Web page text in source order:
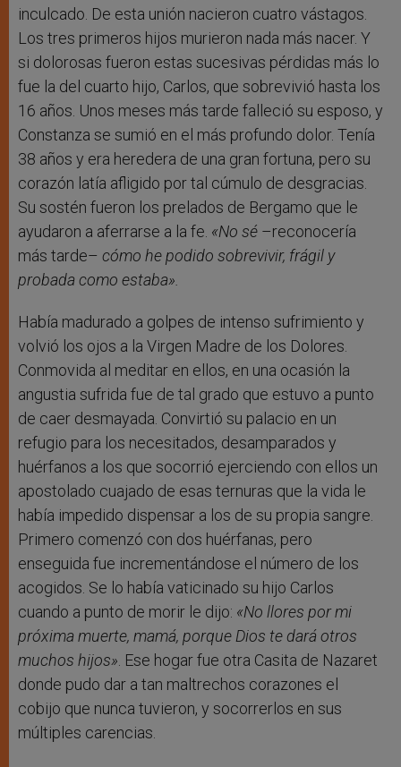
inculcado. De esta unión nacieron cuatro vástagos.
Los tres primeros hijos murieron nada más nacer. Y
si dolorosas fueron estas sucesivas pérdidas más lo
fue la del cuarto hijo, Carlos, que sobrevivió hasta los
16 años. Unos meses más tarde falleció su esposo, y
Constanza se sumió en el más profundo dolor. Tenía
38 años y era heredera de una gran fortuna, pero su
corazón latía afligido por tal cúmulo de desgracias.
Su sostén fueron los prelados de Bergamo que le
ayudaron a aferrarse a la fe. «No sé –reconocería
más tarde– cómo he podido sobrevivir, frágil y
probada como estaba».
Había madurado a golpes de intenso sufrimiento y
volvió los ojos a la Virgen Madre de los Dolores.
Conmovida al meditar en ellos, en una ocasión la
angustia sufrida fue de tal grado que estuvo a punto
de caer desmayada. Convirtió su palacio en un
refugio para los necesitados, desamparados y
huérfanos a los que socorrió ejerciendo con ellos un
apostolado cuajado de esas ternuras que la vida le
había impedido dispensar a los de su propia sangre.
Primero comenzó con dos huérfanas, pero
enseguida fue incrementándose el número de los
acogidos. Se lo había vaticinado su hijo Carlos
cuando a punto de morir le dijo: «No llores por mi
próxima muerte, mamá, porque Dios te dará otros
muchos hijos» . Ese hogar fue otra Casita de Nazaret
donde pudo dar a tan maltrechos corazones el
cobijo que nunca tuvieron, y socorrerlos en sus
múltiples carencias.